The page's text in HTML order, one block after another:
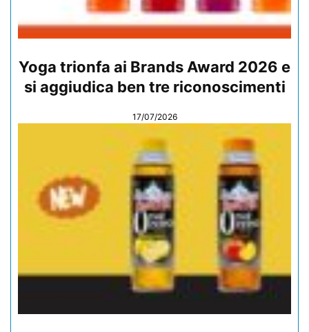
Yoga trionfa ai Brands Award 2026 e
si aggiudica ben tre riconoscimenti
17/07/2026